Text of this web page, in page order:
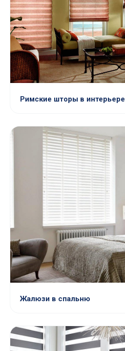
Римские шторы в интерьере
Жалюзи в спальню